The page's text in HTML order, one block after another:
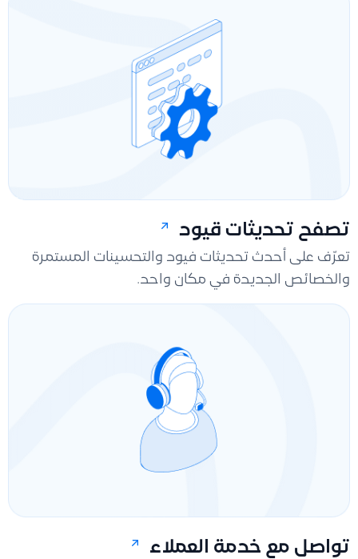
تصفح تحديثات قيود
تعرّف على أحدث تحديثات فيود والتحسينات المستمرة
والخصائص الجديدة في مكان واحد.
تواصل مع خدمة العملاء